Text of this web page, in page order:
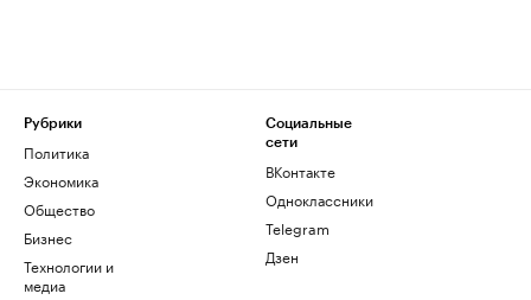
Рубрики
Политика
Экономика
Общество
Бизнес
Технологии и
медиа
Социальные
сети
ВКонтакте
Одноклассники
Telegram
Дзен